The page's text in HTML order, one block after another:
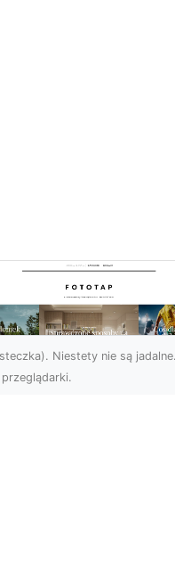
Niestety nie są